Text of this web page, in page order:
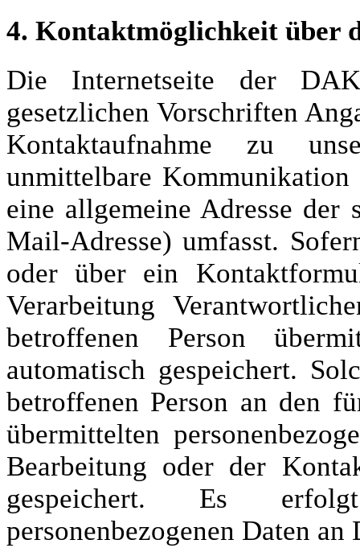
4. Kontaktmöglichkeit über
Die Internetseite der
gesetzlichen Vorschriften
Kontaktaufnahme zu
unmittelbare
eine allgemeine Adresse der
Mail-Adresse) umfasst.
oder über ein
Verarbeitung
betroffenen Person
automatisch gespeichert.
betroffenen Person an den
übermittelten
Bearbeitung oder der
gespeichert. Es
personenbezogenen Daten an